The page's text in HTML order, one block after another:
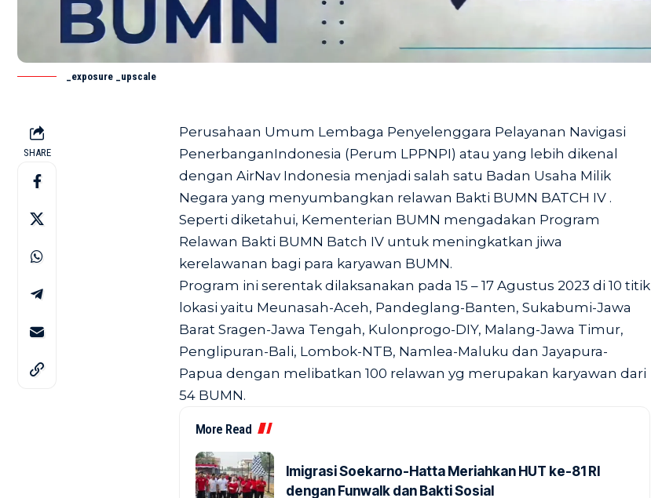
_exposure _upscale
SHARE
Perusahaan Umum Lembaga Penyelenggara Pelayanan Navigasi
PenerbanganIndonesia (Perum LPPNPI) atau yang lebih dikenal
dengan AirNav Indonesia menjadi salah satu Badan Usaha Milik
Negara yang menyumbangkan relawan Bakti BUMN BATCH IV .
Seperti diketahui, Kementerian BUMN mengadakan Program
Relawan Bakti BUMN Batch IV untuk meningkatkan jiwa
kerelawanan bagi para karyawan BUMN.
Program ini serentak dilaksanakan pada 15 – 17 Agustus 2023 di 10 titik
lokasi yaitu Meunasah-Aceh, Pandeglang-Banten, Sukabumi-Jawa
Barat Sragen-Jawa Tengah, Kulonprogo-DIY, Malang-Jawa Timur,
Penglipuran-Bali, Lombok-NTB, Namlea-Maluku dan Jayapura-
Papua dengan melibatkan 100 relawan yg merupakan karyawan dari
54 BUMN.
More Read
Imigrasi Soekarno-Hatta Meriahkan HUT ke-81 RI
dengan Funwalk dan Bakti Sosial